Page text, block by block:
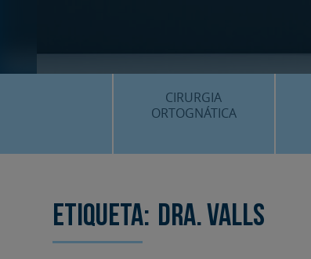
CIRURGIA
ORTOGNÁTICA
SURGERY FIRST
Etiqueta: Dra. Valls